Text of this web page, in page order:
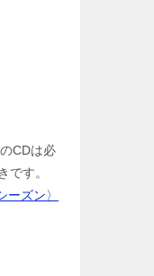
CDは必
です。
ズン〉